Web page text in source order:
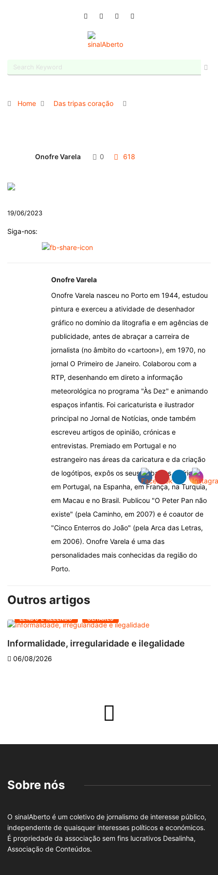
Home Das tripas coração
Onofre Varela 0 618
19/06/2023
Siga-nos:
Onofre Varela
Onofre Varela nasceu no Porto em 1944, estudou
pintura e exerceu a atividade de desenhador
gráfico no domínio da litografia e em agências de
publicidade, antes de abraçar a carreira de
jornalista (no âmbito do «cartoon»), em 1970, no
jornal O Primeiro de Janeiro. Colaborou com a
RTP, desenhando em direto a informação
meteorológica no programa "Às Dez" e animando
espaços infantis. Foi caricaturista e ilustrador
principal no Jornal de Notícias, onde também
escreveu artigos de opinião, crónicas e
entrevistas. Premiado em Portugal e no
estrangeiro nas áreas da caricatura e da criação
de logótipos, expôs os seus trabalhos satíricos
em Portugal, na Espanha, em França, na Turquia,
em Macau e no Brasil. Publicou "O Peter Pan não
existe" (pela Caminho, em 2007) e é coautor de
"Cinco Enterros do João" (pela Arca das Letras,
em 2006). Onofre Varela é uma das
personalidades mais conhecidas da região do
Porto.
Outros artigos
LENDO E RELENDO OLHARES
Informalidade, irregularidade e ilegalidade
06/08/2026
Sobre nós
O sinalAberto é um coletivo de jornalismo de interesse público,
independente de quaisquer interesses políticos e económicos.
É propriedade da associação sem fins lucrativos Desalinha,
Associação de Conteúdos.